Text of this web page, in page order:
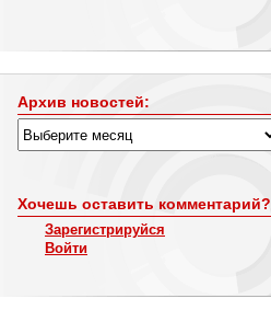
Архив новостей:
Хочешь оставить комментарий?
Зарегистрируйся
Войти